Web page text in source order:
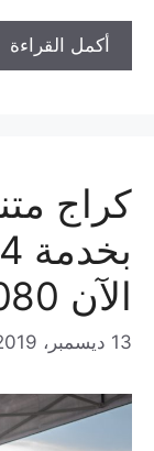
أكمل القراءة
كراج
الآن 65807080
13 ديسمبر، 2019